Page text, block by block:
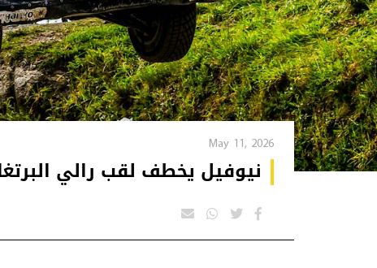
May 11, 2026
نيوفيل يخطف لقب رالي البرتغال 2026 في لحظات درامية بعد كارثة أوجييه